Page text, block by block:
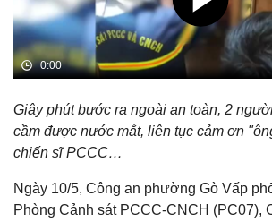
Giây phút bước ra ngoài an toàn, 2
cầm được nước mắt, liên tục cảm ơn
chiến sĩ PCCC…
Ngày 10/5, Công an phường Gò Vấp
Phòng Cảnh sát PCCC-CNCH (PC07),